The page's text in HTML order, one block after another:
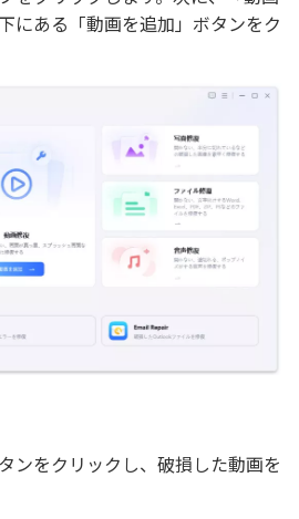
にある「動画を追加」ボタンをク
ンをクリックし、破損した動画を